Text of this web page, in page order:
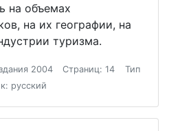
на объемах
на их географии, на
туризма.
2004 Страниц: 14
Тип
русский